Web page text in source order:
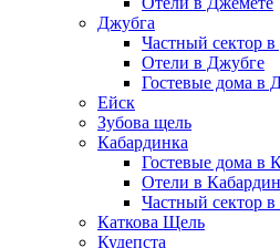
Джубга
Частный сектор
Отели в Джубге
Гостевые дома в
Ейск
Зубова щель
Кабардинка
Гостевые дома в
Отели в
Частный сектор
Каткова Щель
Кудепста